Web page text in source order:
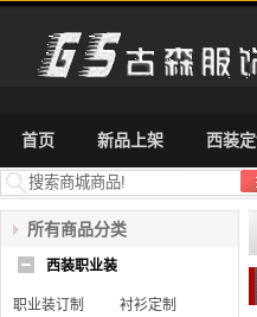
首页 新品上架 西装定
所有商品分类
西装职业装
职业装订制 衬衫定制